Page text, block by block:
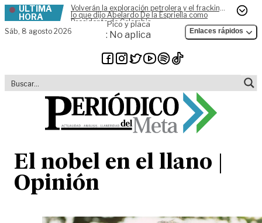
Skip to content
ÚLTIMA
HORA
Volverán la exploración petrolera y el fracking,
lo que dijo Abelardo De la Espriella como
Presidente de Colombia
Sáb, 8 agosto 2026
Pico y placa
: No aplica Enlaces rápidos
El nobel en el llano |
Opinión